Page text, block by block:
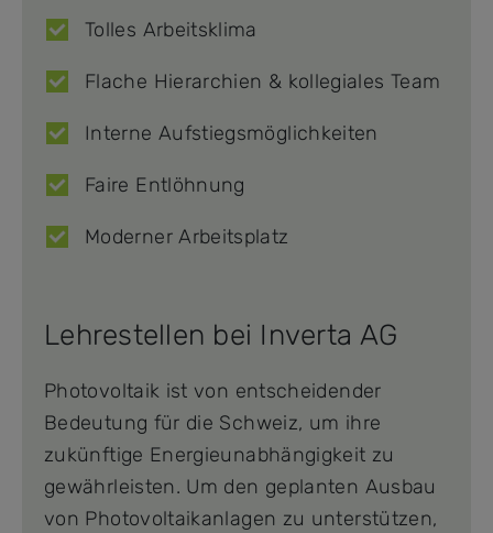
Tolles Arbeitsklima
Flache Hierarchien & kollegiales Team
Interne Aufstiegsmöglichkeiten
Faire Entlöhnung
Moderner Arbeitsplatz
Lehrestellen bei Inverta AG
Photovoltaik ist von entscheidender
Bedeutung für die Schweiz, um ihre
zukünftige Energieunabhängigkeit zu
gewährleisten. Um den geplanten Ausbau
von Photovoltaikanlagen zu unterstützen,